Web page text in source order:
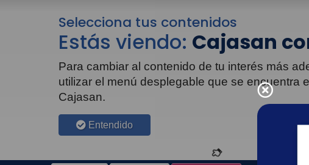
Selecciona tus contenidos
Estás viendo: Cajasan
Para cambiar al contenido de tu interés más
utilizar el menú desplegable que se encuentra
Cajasan.
Entendido